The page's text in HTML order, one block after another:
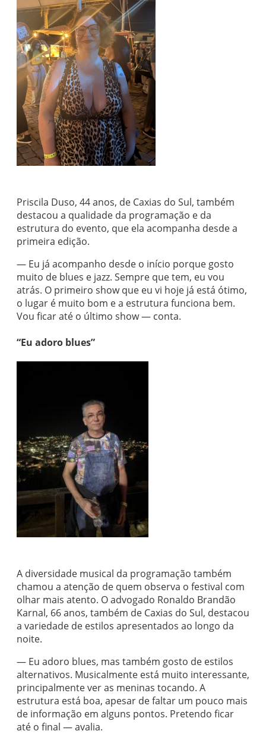
Priscila Duso, 44 anos, de Caxias do Sul, também
destacou a qualidade da programação e da
estrutura do evento, que ela acompanha desde a
primeira edição.
— Eu já acompanho desde o início porque gosto
muito de blues e jazz. Sempre que tem, eu vou
atrás. O primeiro show que eu vi hoje já está ótimo,
o lugar é muito bom e a estrutura funciona bem.
Vou ficar até o último show — conta.
“Eu adoro blues”
A diversidade musical da programação também
chamou a atenção de quem observa o festival com
olhar mais atento. O advogado Ronaldo Brandão
Karnal, 66 anos, também de Caxias do Sul, destacou
a variedade de estilos apresentados ao longo da
noite.
— Eu adoro blues, mas também gosto de estilos
alternativos. Musicalmente está muito interessante,
principalmente ver as meninas tocando. A
estrutura está boa, apesar de faltar um pouco mais
de informação em alguns pontos. Pretendo ficar
até o final — avalia.